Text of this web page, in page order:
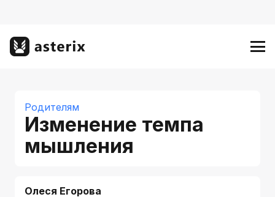
Родителям
Изменение темпа
мышления
Олеся Егорова